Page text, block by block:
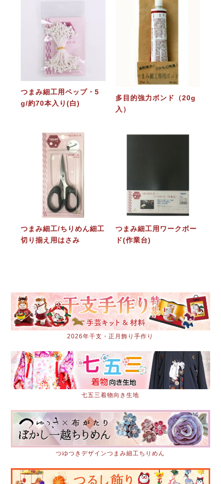
つまみ細工用ペップ・5
g/約70本入り(白)
多目的強力ボンド（20g
入）
つまみ細工/ちりめん細工
切り揃え用はさみ
つまみ細工用ワークボー
ド(作業台)
2026年干支・正月飾り手作り
七五三着物向き生地
つゆつきデザインつまみ細工ちりめん